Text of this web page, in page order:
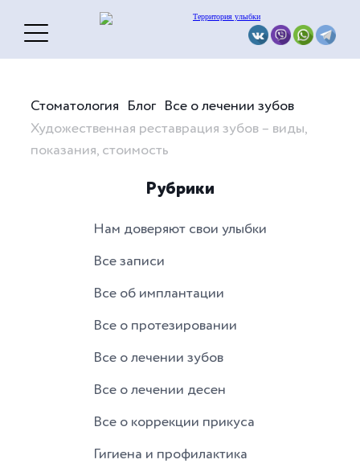
Стоматология Блог Все о лечении зубов
Художественная реставрация зубов – виды,
показания, стоимость
Рубрики
Нам доверяют свои улыбки
Все записи
Все об имплантации
Все о протезировании
Все о лечении зубов
Все о лечении десен
Все о коррекции прикуса
Гигиена и профилактика